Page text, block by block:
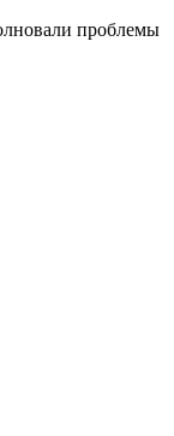
проблемы